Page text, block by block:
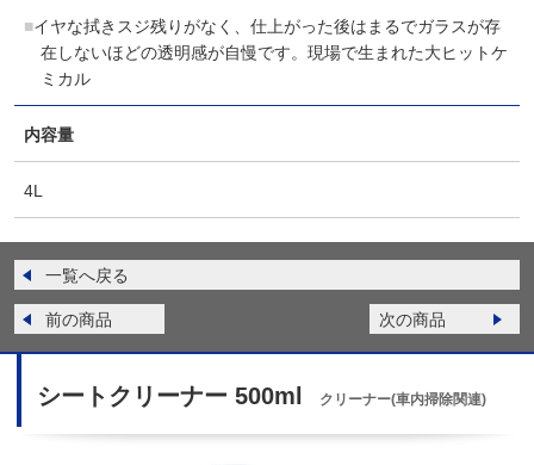
イヤな拭きスジ残りがなく、仕上がった後はまるでガラスが存
在しないほどの透明感が自慢です。現場で生まれた大ヒットケ
ミカル
内容量
4L
一覧へ戻る
前の商品 次の商品
シートクリーナー 500ml クリーナー(車内掃除関連)